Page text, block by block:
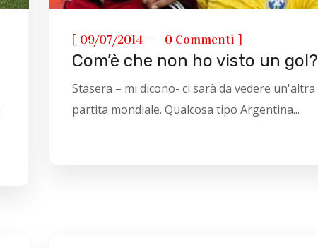
[ 09/07/2014 0 Commenti ]
Com’è che non ho visto un gol?
Stasera – mi dicono- ci sarà da vedere un'altra
partita mondiale. Qualcosa tipo Argentina...